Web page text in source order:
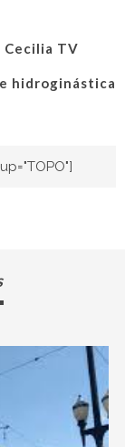
Cecilia TV
hidroginástica